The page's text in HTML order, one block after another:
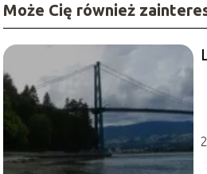
Może Cię również